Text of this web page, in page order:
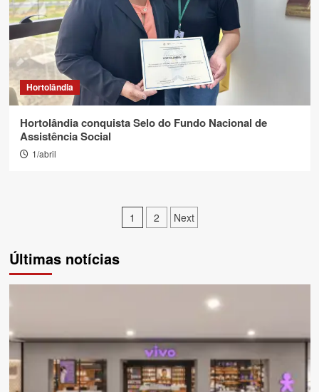
Hortolândia
Hortolândia conquista Selo do Fundo Nacional de
Assistência Social
1/abril
Paginação
1 2 Next
Últimas notícias